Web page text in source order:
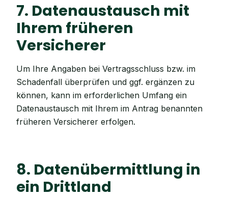
7. Datenaustausch mit
Ihrem früheren
Versicherer
Um Ihre Angaben bei Vertragsschluss bzw. im
Schadenfall überprüfen und ggf. ergänzen zu
können, kann im erforderlichen Umfang ein
Datenaustausch mit Ihrem im Antrag benannten
früheren Versicherer erfolgen.
8. Datenübermittlung in
ein Drittland